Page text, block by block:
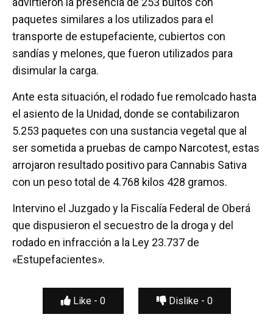
paquetes similares a los utilizados para el
transporte de estupefaciente, cubiertos con
sandías y melones, que fueron utilizados para
disimular la carga.
Ante esta situación, el rodado fue remolcado hasta
el asiento de la Unidad, donde se contabilizaron
5.253 paquetes con una sustancia vegetal que al
ser sometida a pruebas de campo Narcotest, estas
arrojaron resultado positivo para Cannabis Sativa
con un peso total de 4.768 kilos 428 gramos.
Intervino el Juzgado y la Fiscalía Federal de Oberá
que dispusieron el secuestro de la droga y del
rodado en infracción a la Ley 23.737 de
«Estupefacientes».
Like - 0 Dislike - 0